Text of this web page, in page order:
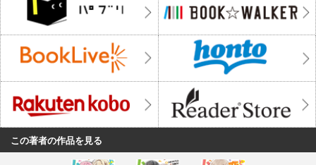
この著者の作品を見る